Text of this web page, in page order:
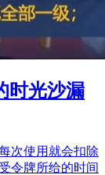
时光沙漏
次使用就会扣除
令牌所给的时间